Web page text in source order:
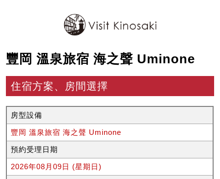
豐岡 溫泉旅宿 海之聲 Uminone
住宿方案、房間選擇
房型設備
豐岡 溫泉旅宿 海之聲 Uminone
預約受理日期
2026年08月09日 (星期日)